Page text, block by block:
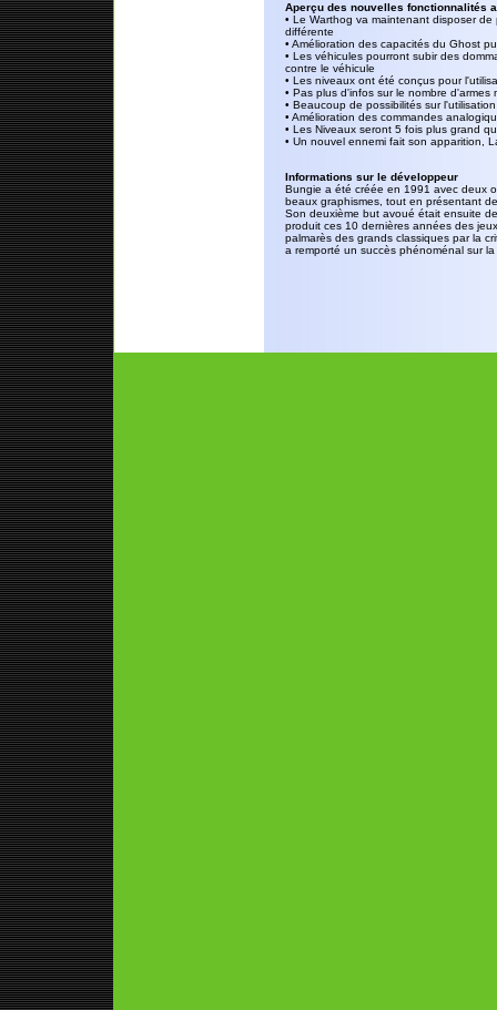
Aperçu des nouvelles fonctionnalités
• Le Warthog va maintenant disposer
différente
• Amélioration des capacités du Ghost
• Les véhicules pourront subir des
contre le véhicule
• Les niveaux ont été conçus pour
• Pas plus d'infos sur le nombre d'armes
• Beaucoup de possibilités sur
• Amélioration des commandes
• Les Niveaux seront 5 fois plus grand
• Un nouvel ennemi fait son apparition,
Informations sur le développeur
Bungie a été créée en 1991 avec deux
beaux graphismes, tout en présentant
Son deuxième but avoué était ensuite
produit ces 10 dernières années des
palmarès des grands classiques par la
a remporté un succès phénoménal sur